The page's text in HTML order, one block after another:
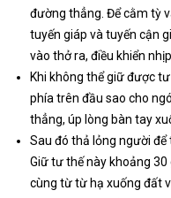
đường thẳng. Để cằm tỳ
tuyến giáp và tuyến cận
vào thở ra, điều khiển
Khi không thể giữ được
phía trên đầu sao cho
thẳng, úp lòng bàn tay
Sau đó thả lỏng người để
Giữ tư thế này khoảng 30
cùng từ từ hạ xuống đất